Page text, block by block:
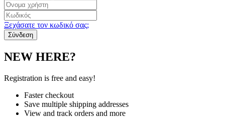
Ξεχάσατε τον κωδικό σας;
NEW HERE?
Registration is free and easy!
Faster checkout
Save multiple shipping addresses
View and track orders and more